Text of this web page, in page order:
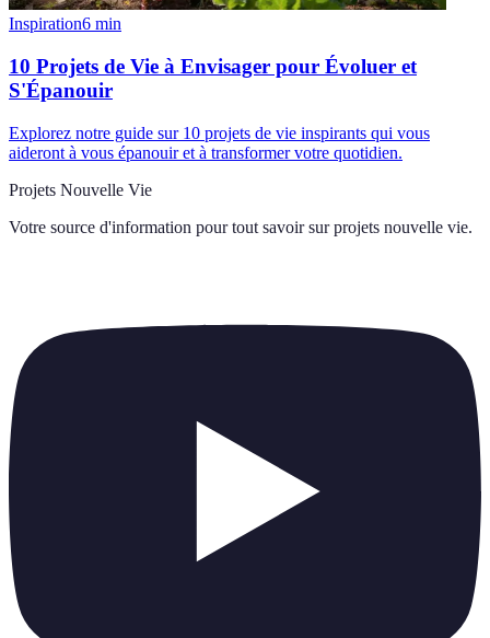
Inspiration6 min
10 Projets de Vie à Envisager pour Évoluer et
S'Épanouir
Explorez notre guide sur 10 projets de vie inspirants qui vous
aideront à vous épanouir et à transformer votre quotidien.
Projets Nouvelle Vie
Votre source d'information pour tout savoir sur projets nouvelle vie.